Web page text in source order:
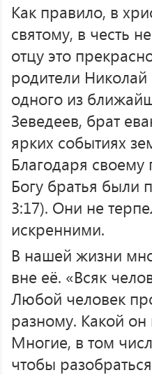
Как правило, в
святому, в честь
отцу это
родители
одного из
Зеведеев, брат
ярких событиях
Благодаря
Богу братья
3:17). Они не
искренними.
В нашей жизни
вне её. «Всяк
Любой человек
разному. Какой
Многие, в том
чтобы